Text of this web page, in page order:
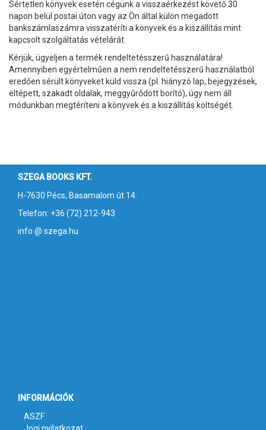
Sértetlen könyvek esetén cégünk a visszaérkezést követő 30
napon belül postai úton vagy az Ön által külön megadott
bankszámlaszámra visszatéríti a könyvek és a kiszállítás mint
kapcsolt szolgáltatás vételárát.
Kérjük, ügyeljen a termék rendeltetésszerű használatára!
Amennyiben egyértelműen a nem rendeltetésszerű használatból
eredően sérült könyveket küld vissza (pl. hiányzó lap, bejegyzések,
eltépett, szakadt oldalak, meggyűrődött borító), úgy nem áll
módunkban megtéríteni a könyvek és a kiszállítás költségét.
SZEGA BOOKS KFT.
H-7630 Pécs, Basamalom út 14.
Telefon: +36 (72) 212-943
info @ szega.hu
INFORMÁCIÓK
ASZF